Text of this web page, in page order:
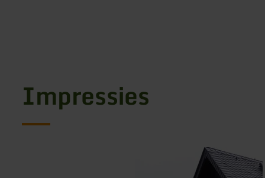
Impressies